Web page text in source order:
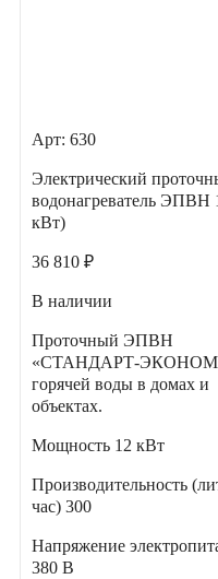
Арт: 630
Электрический
водонагреватель ЭПВН
кВт)
36 810 ₽
В наличии
Проточный ЭПВН
«СТАНДАРТ-
горячей воды в домах и
объектах.
Мощность 12 кВт
Производительность
час) 300
Напряжение
380 В